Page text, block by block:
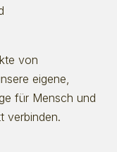
von
eigene,
für Mensch und
verbinden.